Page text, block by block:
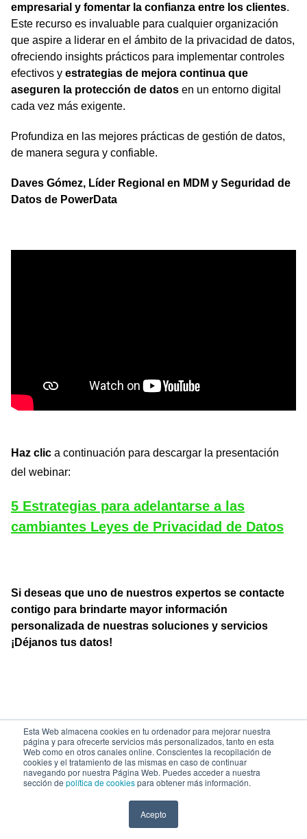
Esta Web almacena cookies en tu ordenador para mejorar nuestra
página y para ofrecerte servicios más personalizados, tanto en esta
Web como en otros canales online. Conscientes la recopilación de
cookies y el tratamiento de las mismas en caso de continuar
navegando por nuestra Página Web. Puedes acceder a nuestra
sección de política de cookiespara obtener más información.
Acepto
empresarial y fomentar la confianza entre los clientes.
Este recurso es invaluable para cualquier organización
que aspire a liderar en el ámbito de la privacidad de datos,
ofreciendo insights prácticos para implementar controles
efectivos y estrategias de mejora continua que
aseguren la protección de datos en un entorno digital
cada vez más exigente.
Profundiza en las mejores prácticas de gestión de datos,
de manera segura y confiable.
Daves Gómez, Líder Regional en MDM y Seguridad de
Datos de PowerData
Haz clic a continuación para descargar la presentación
del webinar:
5 Estrategias para adelantarse a las
cambiantes Leyes de Privacidad de Datos
Si deseas que uno de nuestros expertos se contacte
contigo para brindarte mayor información
personalizada de nuestras soluciones y servicios
¡Déjanos tus datos!
© 2026 Grupo PowerData
Política de cookies